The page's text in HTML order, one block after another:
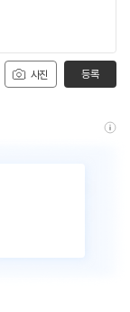
사진 등록